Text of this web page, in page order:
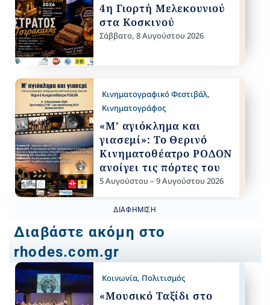
4η Γιορτή Μελεκουνιού
στα Κοσκινού
Σάββατο, 8 Αυγούστου 2026
Κινηματογραφικό Φεστιβάλ,
Κινηματογράφος
«Μ’ αγιόκλημα και
γιασεμί»: Το Θερινό
Κινηματοθέατρο ΡΟΔΟΝ
ανοίγει τις πόρτες του
5 Αυγούστου – 9 Αυγούστου 2026
ΔΙΑΦΉΜΙΣΗ
Διαβάστε ακόμη στο
rhodes.com.gr
Κοινωνία, Πολιτισμός
«Μουσικό Ταξίδι στο